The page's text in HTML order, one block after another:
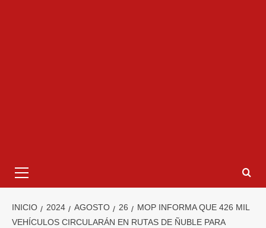
INICIO 2024 AGOSTO 26
MOP INFORMA QUE 426 MIL
VEHÍCULOS CIRCULARÁN EN RUTAS DE ÑUBLE PARA